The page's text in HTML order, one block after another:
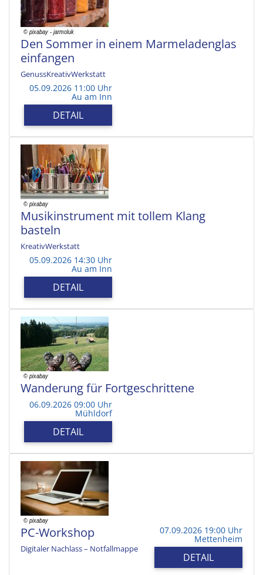
Den Sommer in einem Marmeladenglas
einfangen
GenussKreativWerkstatt
05.09.2026 11:00 Uhr
Au am Inn
DETAIL
Musikinstrument mit tollem Klang
basteln
KreativWerkstatt
05.09.2026 14:30 Uhr
Au am Inn
DETAIL
Wanderung für Fortgeschrittene
06.09.2026 09:00 Uhr
Mühldorf
DETAIL
PC-Workshop
Digitaler Nachlass – Notfallmappe
07.09.2026 19:00 Uhr
Mettenheim
DETAIL